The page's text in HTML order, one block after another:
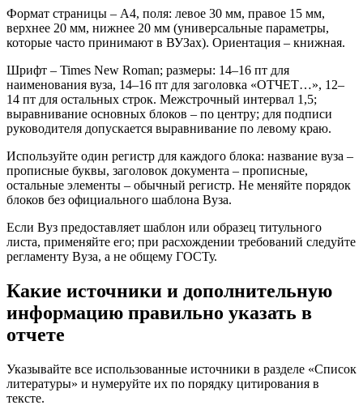
Формат страницы – A4, поля: левое 30 мм, правое 15 мм,
верхнее 20 мм, нижнее 20 мм (универсальные параметры,
которые часто принимают в ВУЗах). Ориентация – книжная.
Шрифт – Times New Roman; размеры: 14–16 пт для
наименования вуза, 14–16 пт для заголовка «ОТЧЕТ…», 12–
14 пт для остальных строк. Межстрочный интервал 1,5;
выравнивание основных блоков – по центру; для подписи
руководителя допускается выравнивание по левому краю.
Используйте один регистр для каждого блока: название вуза –
прописные буквы, заголовок документа – прописные,
остальные элементы – обычный регистр. Не меняйте порядок
блоков без официального шаблона Вуза.
Если Вуз предоставляет шаблон или образец титульного
листа, применяйте его; при расхождении требований следуйте
регламенту Вуза, а не общему ГОСТу.
Какие источники и дополнительную
информацию правильно указать в
отчете
Указывайте все использованные источники в разделе «Список
литературы» и нумеруйте их по порядку цитирования в
тексте.